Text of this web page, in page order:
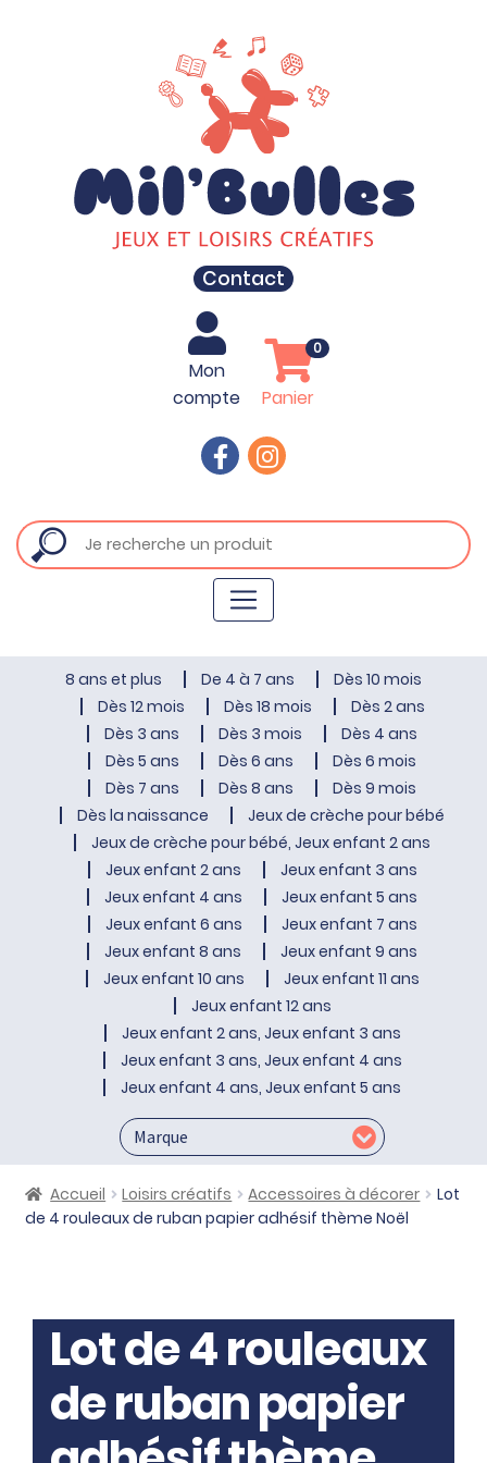
Contact
Mon
compte
Panier
0
8 ans et plus De 4 à 7 ans
Dès 10 mois
Dès 12 mois
Dès 18 mois
Dès 2 ans
Dès 3 ans
Dès 3 mois
Dès 4 ans
Dès 5 ans
Dès 6 ans
Dès 6 mois
Dès 7 ans
Dès 8 ans
Dès 9 mois
Dès la naissance
Jeux de crèche pour bébé
Jeux de crèche pour bébé, Jeux enfant 2 ans
Jeux enfant 2 ans
Jeux enfant 3 ans
Jeux enfant 4 ans
Jeux enfant 5 ans
Jeux enfant 6 ans
Jeux enfant 7 ans
Jeux enfant 8 ans
Jeux enfant 9 ans
Jeux enfant 10 ans
Jeux enfant 11 ans
Jeux enfant 12 ans
Jeux enfant 2 ans, Jeux enfant 3 ans
Jeux enfant 3 ans, Jeux enfant 4 ans
Jeux enfant 4 ans, Jeux enfant 5 ans
Accueil Loisirs créatifs Accessoires à décorer
Lot
de 4 rouleaux de ruban papier adhésif thème Noël
Lot de 4 rouleaux
de ruban papier